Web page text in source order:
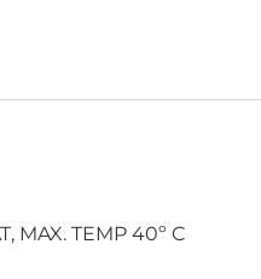
MAX. TEMP 40º C